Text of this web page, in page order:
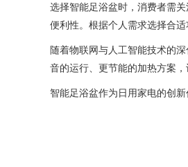
选择智能足浴盆时，消费者需
便利性。根据个人需求选择合
随着物联网与人工智能技术的
音的运行、更节能的加热方案，
智能足浴盆作为日用家电的创